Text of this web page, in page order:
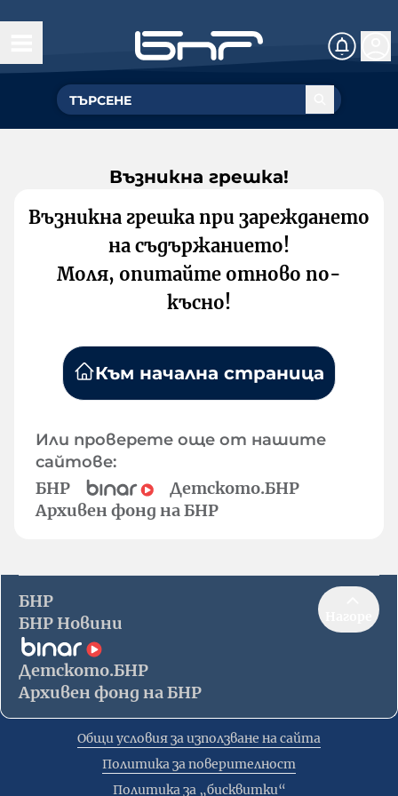
Възникна грешка!
Възникна грешка при зареждането
на съдържанието!
Моля, опитайте отново по-
късно!
Към начална страница
Или проверете още от нашите
сайтове:
БНР
Детското.БНР
Архивен фонд на БНР
БНР
БНР Новини
Детското.БНР
Архивен фонд на БНР
Общи условия за използване на сайта
Политика за поверителност
Политика за „бисквитки“